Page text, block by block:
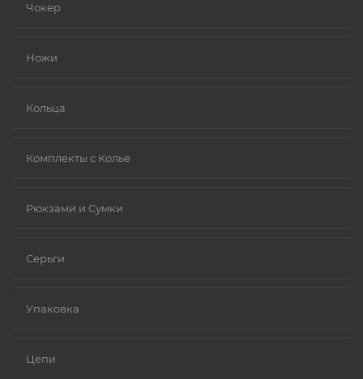
Чокер
Ножи
Кольца
Комплекты с Колье
Рюкзами и Сумки
Серьги
Упаковка
Цепи